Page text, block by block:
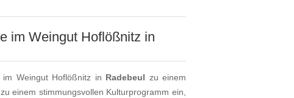
im Weingut Hoflößnitz in
Weingut Hoflößnitz in Radebeul zu einem
einem stimmungsvollen Kulturprogramm ein,